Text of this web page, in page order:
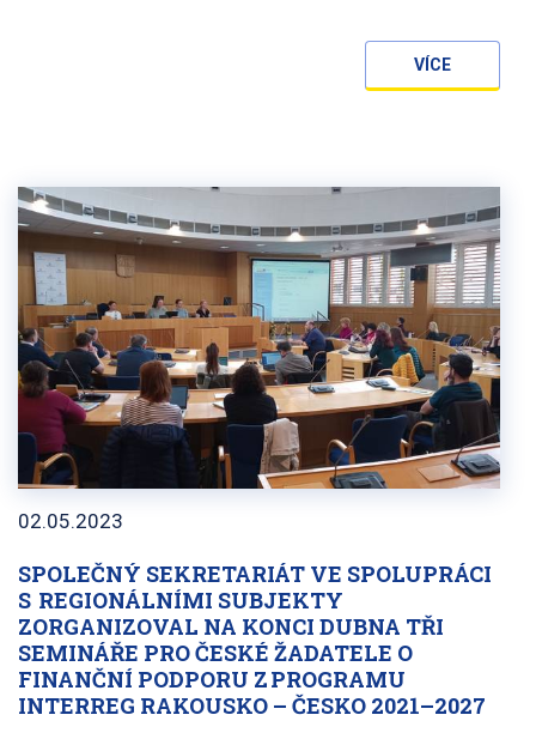
VÍCE
SPOLEČNÝ SEKRETARIÁT VE SPOLUPRÁCI
S REGIONÁLNÍMI SUBJEKTY
ZORGANIZOVAL NA KONCI DUBNA TŘI
SEMINÁŘE PRO ČESKÉ ŽADATELE O
FINANČNÍ PODPORU Z PROGRAMU
INTERREG RAKOUSKO – ČESKO 2021–2027
02.05.2023